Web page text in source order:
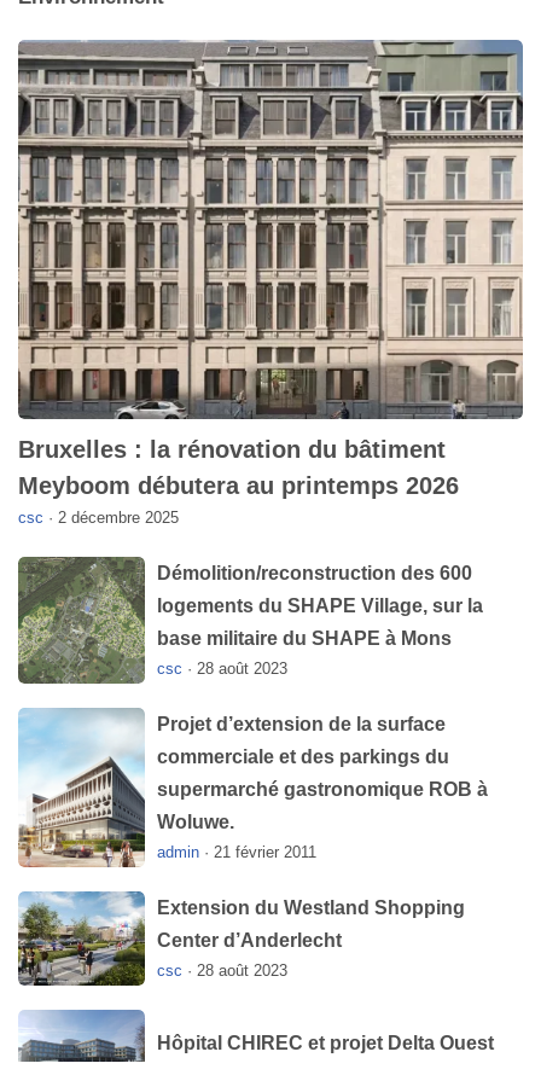
Bruxelles : la rénovation du bâtiment
Meyboom débutera au printemps 2026
csc · 2 décembre 2025
Démolition/reconstruction des 600
logements du SHAPE Village, sur la
base militaire du SHAPE à Mons
csc · 28 août 2023
Projet d’extension de la surface
commerciale et des parkings du
supermarché gastronomique ROB à
Woluwe.
admin· 21 février 2011
Extension du Westland Shopping
Center d’Anderlecht
csc · 28 août 2023
Hôpital CHIREC et projet Delta Ouest